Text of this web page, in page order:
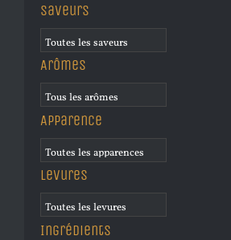
Saveurs
Arômes
Apparence
Levures
Ingrédients